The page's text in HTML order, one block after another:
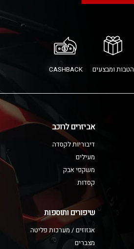
הטבות ומבצעים CASHBACK
אביזרים לרוכב
דיבוריות לקסדה
מעילים
משקפי אבק
קסדות
שיפורים ותוספות
אגזוזים / מערכות פליטה
מצברים